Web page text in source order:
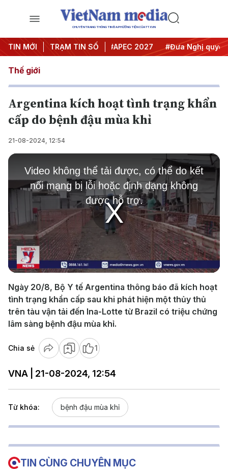
CHUYÊN TRANG THÔNG TIN ĐA PHƯƠNG TIỆN CỦA TTXVN
TIN MỚI TRẠM TIN SỐ
#Hội nghị Trung ương 3 #APEC 2027 #Đưa Nghị quyết
Thế giới
Argentina kích hoạt tình trạng khẩn
cấp do bệnh đậu mùa khỉ
21-08-2024, 12:54
Play
Video
This
modal
window.
Video không thể tải được, có thể do kết
nối mạng bị lỗi hoặc định dạng không
được hỗ trợ.
Ngày 20/8, Bộ Y tế Argentina thông báo đã kích hoạt
tình trạng khẩn cấp sau khi phát hiện một thủy thủ
trên tàu vận tải đến Ina-Lotte từ Brazil có triệu chứng
lâm sàng bệnh đậu mùa khỉ.
Chia sẻ 1
VNA | 21-08-2024, 12:54
Từ khóa: bệnh đậu mùa khỉ
TIN CÙNG CHUYÊN MỤC